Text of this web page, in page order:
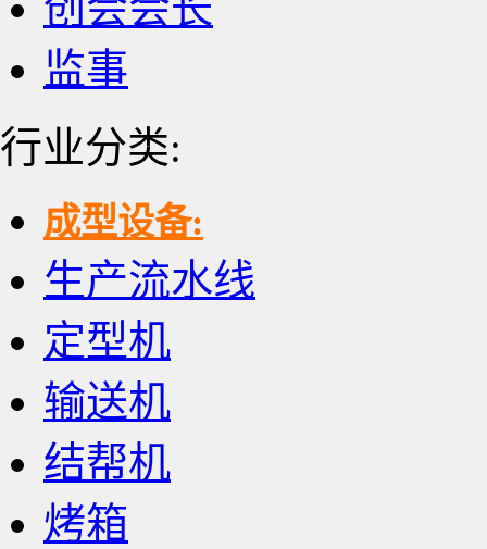
监事
行业分类:
成型设备:
生产流水线
定型机
输送机
结帮机
烤箱